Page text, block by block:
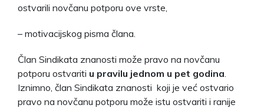
ostvarili novčanu potporu ove vrste,
– motivacijskog pisma člana.
Član Sindikata znanosti može pravo na novčanu
potporu ostvariti u pravilu jednom u pet godina
Iznimno, član Sindikata znanosti koji je već ostvario
pravo na novčanu potporu može istu ostvariti i ranije